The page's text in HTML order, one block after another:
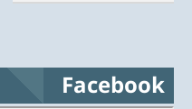
Facebook